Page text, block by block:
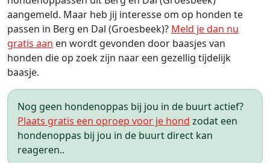
aangemeld. Maar heb jij interesse om op honden te
passen in Berg en Dal (Groesbeek)? Meld je dan nu
gratis aan en wordt gevonden door baasjes van
honden die op zoek zijn naar een gezellig tijdelijk
baasje.
Nog geen hondenoppas bij jou in de buurt actief?
Plaats gratis een oproep voor je hond zodat een
hondenoppas bij jou in de buurt direct kan
reageren..